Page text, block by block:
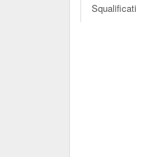
Squalificati